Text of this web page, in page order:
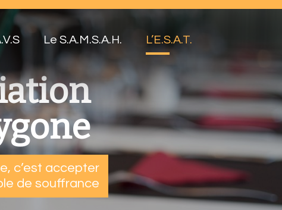
Le S.A.M.S.A.H. L’E.S.A.T.
c’est accepter
de souffrance